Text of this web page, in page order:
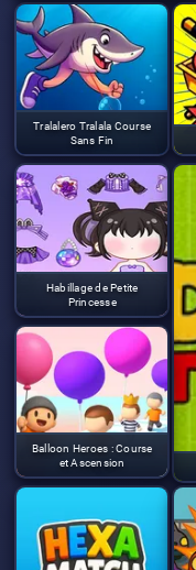
Tralalero Tralala Course
Sans Fin
Habillage de Petite
Princesse
Balloon Heroes : Course
et Ascension